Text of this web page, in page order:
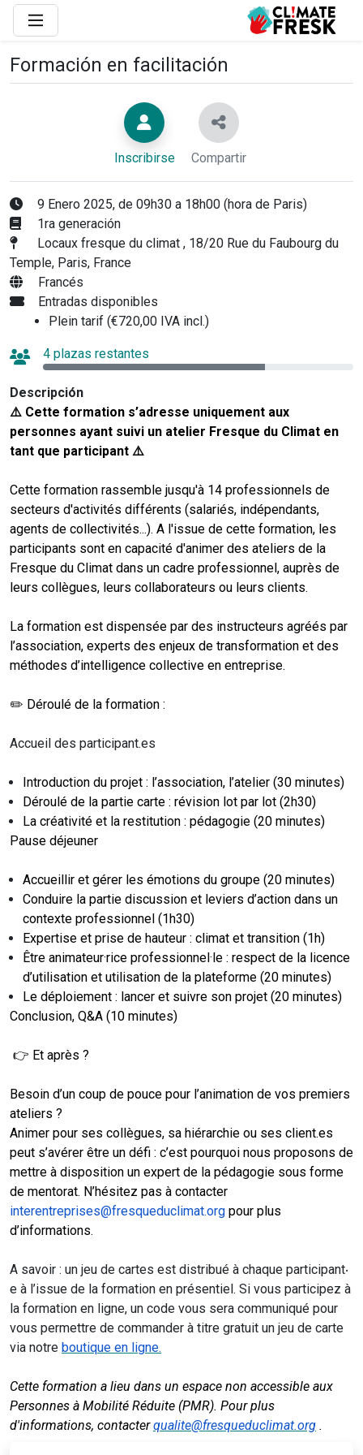
Formación en facilitación
Inscribirse Compartir
9 Enero 2025, de 09h30 a 18h00 (hora de Paris)
1ra generación
Locaux fresque du climat , 18/20 Rue du Faubourg du
Temple, Paris, France
Francés
Entradas disponibles
Plein tarif (€720,00 IVA incl.)
4 plazas restantes
Descripción
⚠️ Cette formation s’adresse uniquement aux
personnes ayant suivi un atelier Fresque du Climat en
tant que participant ⚠️
Cette formation rassemble jusqu'à 14 professionnels de
secteurs d'activités différents (salariés, indépendants,
agents de collectivités...). A l'issue de cette formation, les
participants sont en capacité d'animer des ateliers de la
Fresque du Climat dans un cadre professionnel, auprès de
leurs collègues, leurs collaborateurs ou leurs clients.
La formation est dispensée par des instructeurs agréés par
l’association, experts des enjeux de transformation et des
méthodes d’intelligence collective en entreprise.
✏️ Déroulé de la formation :
Accueil des participant.es
Introduction du projet : l’association, l’atelier (30 minutes)
Déroulé de la partie carte : révision lot par lot (2h30)
La créativité et la restitution : pédagogie (20 minutes)
Pause déjeuner
Accueillir et gérer les émotions du groupe (20 minutes)
Conduire la partie discussion et leviers d’action dans un
contexte professionnel (1h30)
Expertise et prise de hauteur : climat et transition (1h)
Être animateur·rice professionnel·le : respect de la licence
d’utilisation et utilisation de la plateforme (20 minutes)
Le déploiement : lancer et suivre son projet (20 minutes)
Conclusion, Q&A (10 minutes)
👉 Et après ?
Besoin d’un coup de pouce pour l’animation de vos premiers
ateliers ?
Animer pour ses collègues, sa hiérarchie ou ses client.es
peut s’avérer être un défi : c’est pourquoi nous proposons de
mettre à disposition un expert de la pédagogie sous forme
de mentorat. N’hésitez pas à contacter
interentreprises@fresqueduclimat.org pour plus
d’informations.
A savoir : un jeu de cartes est distribué à chaque participant‧
e à l’issue de la formation en présentiel. Si vous participez à
la formation en ligne, un code vous sera communiqué pour
vous permettre de commander à titre gratuit un jeu de carte
via notre boutique en ligne.
Cette formation a lieu dans un espace non accessible aux
Personnes à Mobilité Réduite (PMR). Pour plus
d'informations, contacterqualite@fresqueduclimat.org .